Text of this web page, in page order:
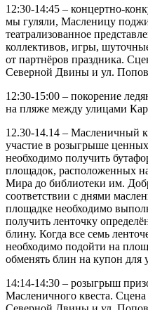
12:30-14:45 – концертно-
мы гуляли, Масленицу
театрализованное
коллективов, игры,
от партнёров праздника.
Северной Двины и ул.
12:30-15:00 – покорение
на пляже между улицами
12.30-14.14 – Масленичный
участие в розыгрыше
необходимо получить
площадок, расположенных
Мира до библиотеки им.
соответствии с днями
площадке необходимо
получить ленточку
блину. Когда все семь
необходимо подойти на
обменять блин на купон для
14:14-14:30 – розыгрыш
Масленичного квеста.